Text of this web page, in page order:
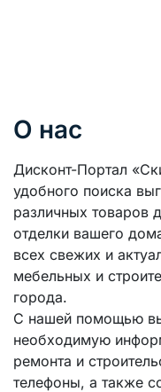
О нас
Дисконт-Портал
удобного поиска
различных товаров
отделки вашего
всех свежих и
мебельных и
города.
С нашей помощью
необходимую
ремонта и
телефоны, а также